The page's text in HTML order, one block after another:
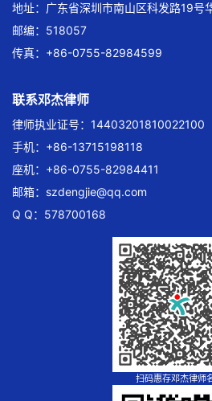
地址：广东省深圳市南山区科发路19号
邮编：518057
传真：+86-0755-82984599
联系邓杰律师
律师执业证号：14403201810022100
手机：+86-13715198118
座机：+86-0755-82984411
邮箱： szdengjie@qq.com
Q Q：578700168
扫码惠存邓杰律师